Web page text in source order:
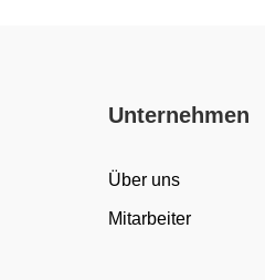
Unternehmen
Über uns
Mitarbeiter